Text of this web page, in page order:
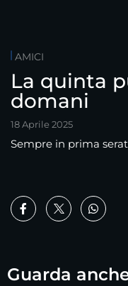
AMICI
La quinta
domani
18 Aprile 2025
Sempre in prima
Guarda